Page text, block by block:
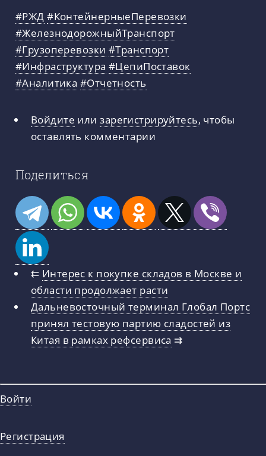
#РЖД #КонтейнерныеПеревозки
#ЖелезнодорожныйТранспорт
#Грузоперевозки #Транспорт
#Инфраструктура #ЦепиПоставок
#Аналитика #Отчетность
Войдите илизарегистрируйтесь, чтобы
оставлять комментарии
Поделиться
⇇ Интерес к покупке складов в Москве и
области продолжает расти
Дальневосточный терминал Глобал Портс
принял тестовую партию сладостей из
Китая в рамках рефсервиса ⇉
Войти
Регистрация